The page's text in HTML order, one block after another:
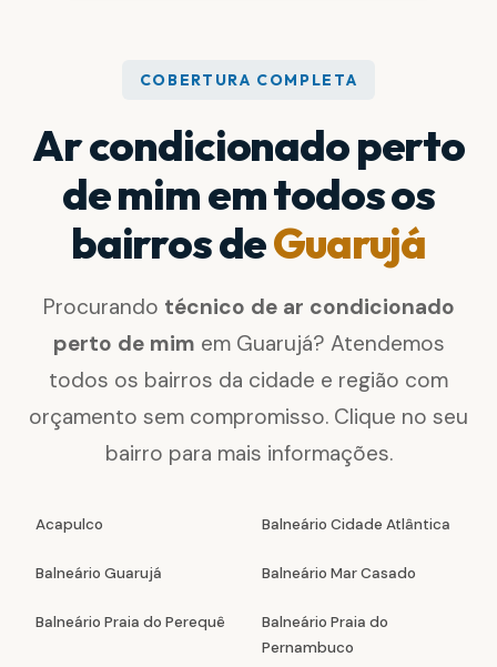
COBERTURA COMPLETA
Ar condicionado perto
de mim em todos os
bairros deGuarujá
Procurando técnico de ar condicionado
perto de mim em Guarujá? Atendemos
todos os bairros da cidade e região com
orçamento sem compromisso. Clique no seu
bairro para mais informações.
Acapulco Balneário Cidade Atlântica
Balneário Guarujá Balneário Mar Casado
Balneário Praia do Perequê
Balneário Praia do
Pernambuco